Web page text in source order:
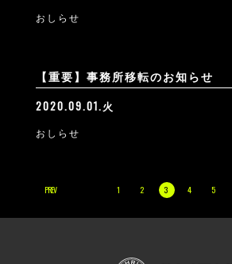
おしらせ
【重要】事務所移転のお知らせ
2020.09.01.火
おしらせ
PREV 1 2 3 4 5